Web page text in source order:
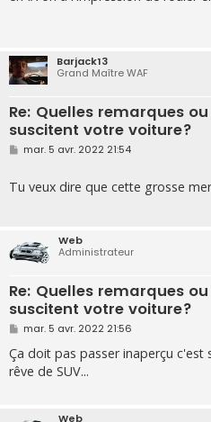
s
Barjack13
Grand Maître WAF
Re: Quelles remarques
suscitent votre voiture?
M
s
a
mar. 5 avr. 2022 21:54
Tu veux dire que cette grosse
Web
Administrateur
Re: Quelles remarques
suscitent votre voiture?
M
s
s
a
mar. 5 avr. 2022 21:56
Ça doit pas passer inaperçu
rêve de SUV...
Web